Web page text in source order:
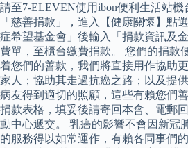
請至7-ELEVEN使用ibon便利生活站
「慈善捐款」，進入【健康關懷】點
症希望基金會」後輸入「捐款資訊及
費單，至櫃台繳費捐款。 您們的捐款
着您們的善款，我們將直接用作協助
家人；協助其走過抗癌之路；以及提
病友得到適切的照顧，這些有賴您們
捐款表格，填妥後請寄回本會、電郵
動中心遞交。 乳癌的影響不會因新冠
的服務得以如常運作，有賴各同事們